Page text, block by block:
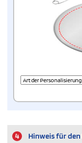
4 Hinweis für den